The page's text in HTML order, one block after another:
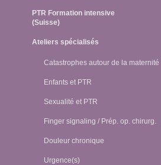
PTR Formation intensive
(Suisse)
Ateliers spécialisés
Catastrophes autour de la maternité
Enfants et PTR
Sexualité et PTR
Finger signaling / Prép. op. chirurg.
Douleur chronique
Urgence(s)